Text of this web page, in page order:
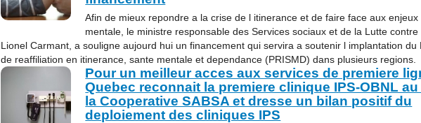
Afin de mieux repondre a la crise de l itinerance et de faire face aux enjeux
mentale, le ministre responsable des Services sociaux et de la Lutte contre
Lionel Carmant, a souligne aujourd hui un financement qui servira a soutenir l implantation du
de reaffiliation en itinerance, sante mentale et dependance (PRISMD) dans plusieurs regions.
Pour un meilleur acces aux services de premiere
Quebec reconnait la premiere clinique IPS-OBNL
la Cooperative SABSA et dresse un bilan positif du
deploiement des cliniques IPS